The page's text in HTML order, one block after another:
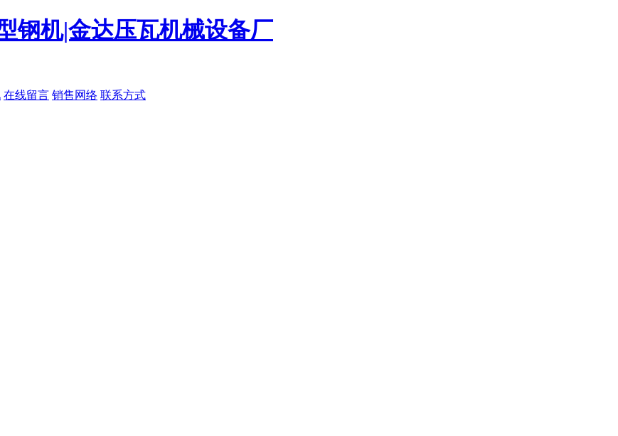
钢机|金达压瓦机械设备厂
在线留言 销售网络 联系方式